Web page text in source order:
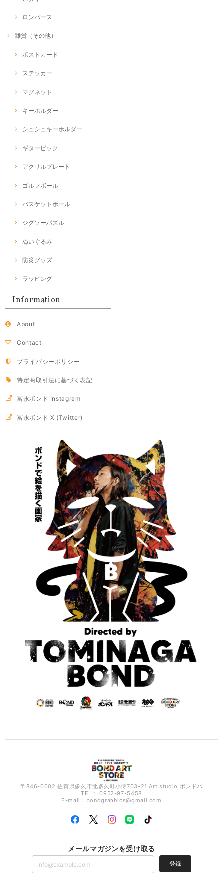
ロンパース
雑貨（その他）
ポストカード
ステッカー
マグネット
キーホルダー
シュシュキーホルダー
ギターピック
アクリルプレート
ゴルフボール
バスケットボール
ジグソーパズル
ぬいぐるみ
防災グッズ
ラッピング
Information
About
Contact
プライバシーポリシー
特定商取引法に基づく表記
冨永ボンド Instagram
冨永ボンド X (Twitter)
〒846-0002 佐賀県多久市北多久町小侍703-21 Art studio ボンドバ
TEL： 0952-97-5458
E-mail： bondgraphics@gmail.com
メールマガジンを受け取る
登録